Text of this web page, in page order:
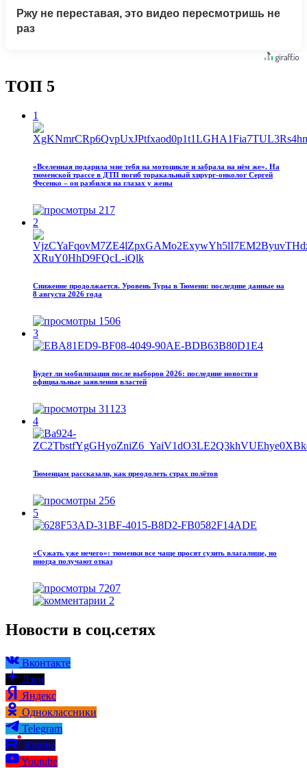
Ржу не переставая, это видео пересмотришь не
раз
ТОП 5
1
«Вселенная подарила мне тебя на мотоцикле и забрала на нём же». На
тюменской трассе в ДТП погиб торакальный хирург-онколог Сергей
Фесенко – он разбился на глазах у жены
217
2
Снижение продолжается. Уровень Туры в Тюмени: последние данные на
8 августа 2026 года
1506
3
Будет ли мобилизация после выборов 2026: последние новости и
официальные заявления властей
31123
4
Тюменцам рассказали, как преодолеть страх полётов
256
5
«Сужать уже нечего»: тюменки все чаще просят сузить влагалище, но
иногда получают отказ
7207
2
Новости в соц.сетях
Вконтакте
Дзен
Яндекс
Одноклассники
Telegram
Rutube
Youtube